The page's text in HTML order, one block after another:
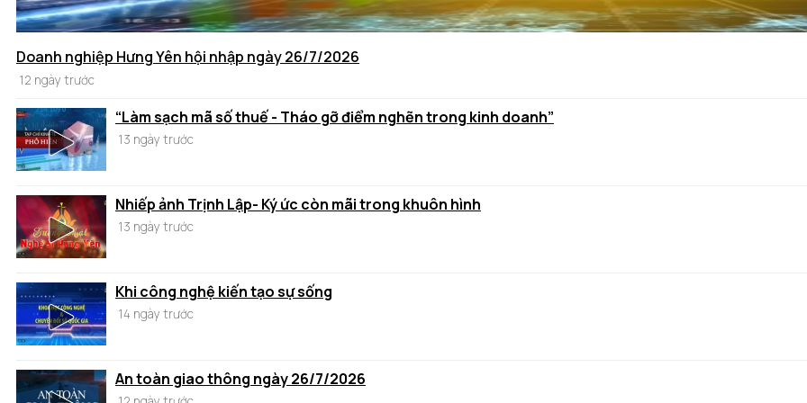
Doanh nghiệp Hưng Yên hội nhập ngày 26/7/2026
12 ngày trước
“Làm sạch mã số thuế - Tháo gỡ điểm nghẽn trong kinh doanh”
13 ngày trước
Nhiếp ảnh Trịnh Lập- Ký ức còn mãi trong khuôn hình
13 ngày trước
Khi công nghệ kiến tạo sự sống
14 ngày trước
An toàn giao thông ngày 26/7/2026